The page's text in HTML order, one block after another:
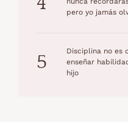
pero yo jamás
5
Disciplina no es
enseñar
hijo